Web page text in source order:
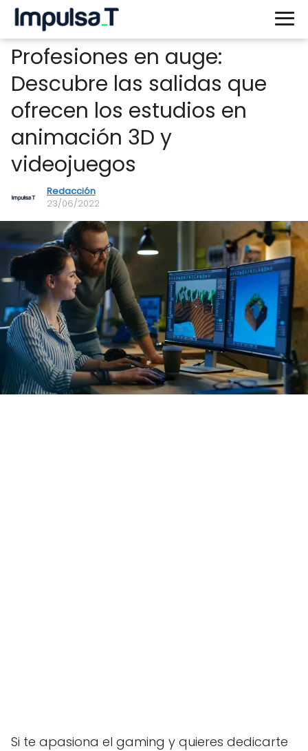
Profesiones en auge:
Descubre las salidas que
ofrecen los estudios en
animación 3D y
videojuegos
Redacción
23/06/2022
Si te apasiona el gaming y quieres dedicarte